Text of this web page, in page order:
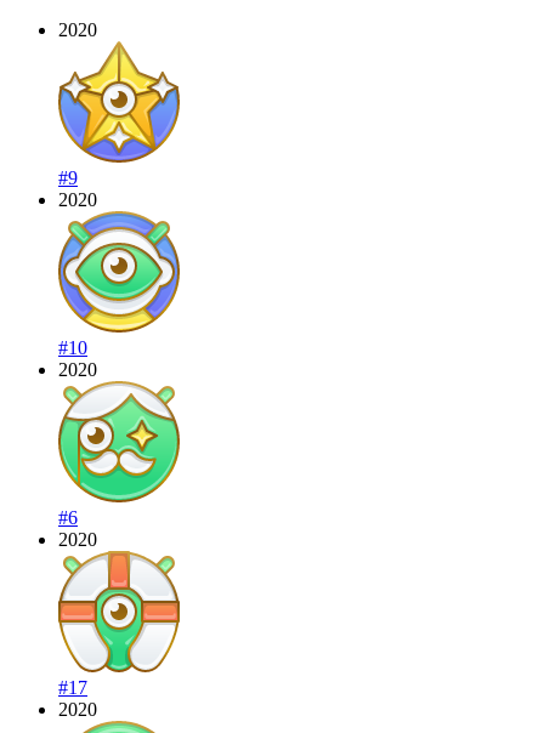
2020
#9
2020
#10
2020
#6
2020
#17
2020